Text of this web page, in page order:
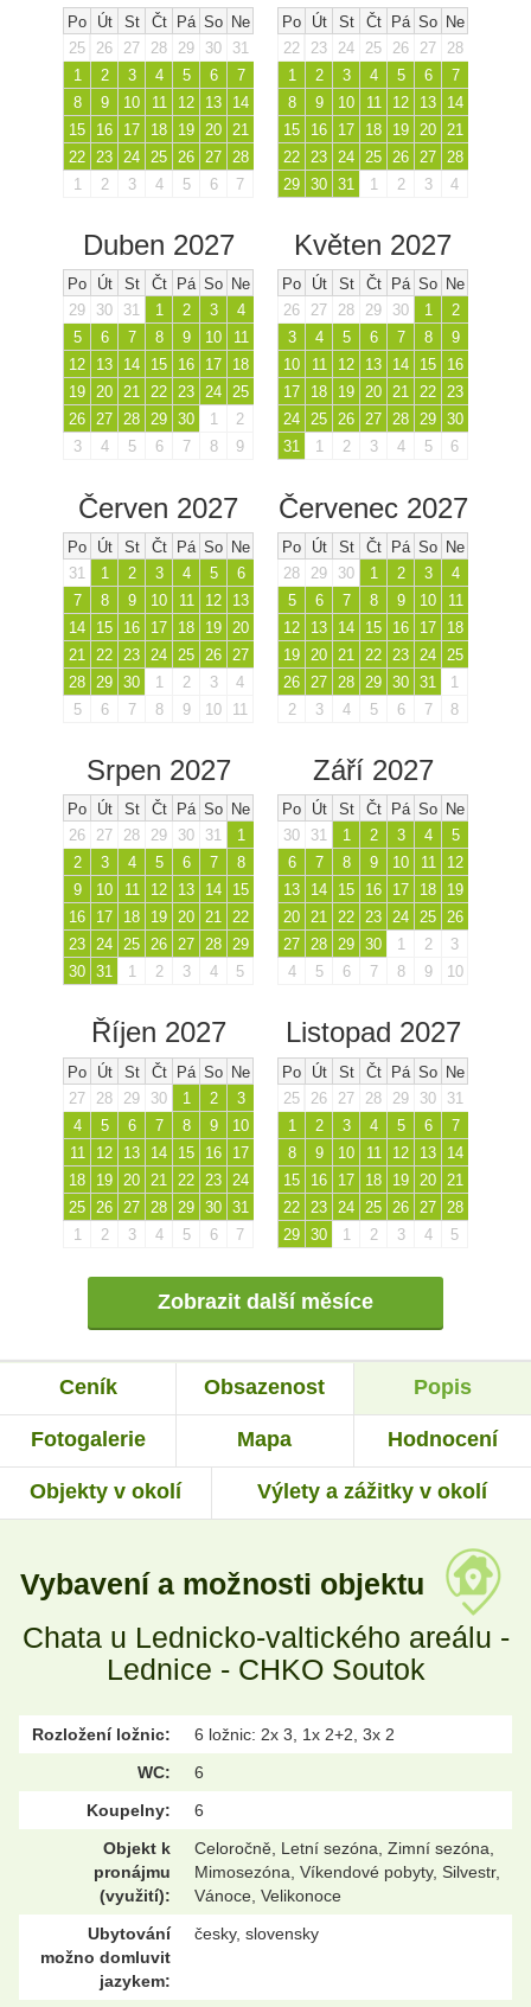
Po Út St Čt Pá So Ne
25
26 27 28 29 30
31
1
2 3 4 5 6
7
8
9 10 11 12 13
14
15
16 17 18 19 20 21
22 23 24 25 26 27 28
1
2 3 4 5 6 7
Po Út St Čt Pá So Ne
22
23 24 25 26 27
28
1
2 3 4 5 6
7
8
9 10 11 12 13
14
15
16 17 18 19 20 21
22 23 24 25 26 27 28
29 30 31 1 2 3 4
Duben 2027
Po Út St Čt Pá So Ne
29
30 31 1 2 3
4
5
6 7 8 9 10
11
12
13 14 15 16 17
18
19 20 21 22 23 24 25
26 27 28 29 30 1
2
3
4 5 6 7 8 9
Květen 2027
Po Út St Čt Pá So Ne
26
27 28 29 30 1
2
3
4 5 6 7 8
9
10
11 12 13 14 15
16
17
18 19 20 21 22 23
24 25 26 27 28 29 30
31
1 2 3 4 5 6
Červen 2027
Po Út St Čt Pá So Ne
31
1 2 3 4 5
6
7
8 9 10 11 12
13
14
15 16 17 18 19
20
21
22 23 24 25 26
27
28
29 30 1 2 3
4
5
6 7 8 9 10 11
Červenec 2027
Po Út St Čt Pá So Ne
28
29 30 1 2 3
4
5
6 7 8 9 10
11
12
13 14 15 16 17
18
19
20 21 22 23 24
25
26
27 28 29 30 31
1
2
3 4 5 6 7 8
Srpen 2027
Po Út St Čt Pá So Ne
26
27 28 29 30 31
1
2
3 4 5 6 7
8
9
10 11 12 13 14
15
16
17 18 19 20 21 22
23 24 25 26 27 28 29
30 31 1 2 3 4 5
Září 2027
Po Út St Čt Pá So Ne
30
31 1 2 3 4
5
6
7 8 9 10 11
12
13
14 15 16 17 18
19
20 21 22 23 24 25 26
27 28 29 30 1 2
3
4
5 6 7 8 9 10
Říjen 2027
Po Út St Čt Pá So Ne
27
28 29 30 1 2
3
4
5 6 7 8 9
10
11
12 13 14 15 16
17
18
19 20 21 22 23
24
25
26 27 28 29 30 31
1
2 3 4 5 6 7
Listopad 2027
Po Út St Čt Pá So Ne
25
26 27 28 29 30
31
1
2 3 4 5 6
7
8
9 10 11 12 13
14
15
16 17 18 19 20
21
22
23 24 25 26 27
28
29 30 1 2 3 4 5
Zobrazit další měsíce
Ceník Obsazenost Popis
Fotogalerie Mapa Hodnocení
Objekty v okolí Výlety a zážitky v okolí
Vybavení a možnosti objektu
Chata u Lednicko-valtického areálu -
Lednice - CHKO Soutok
Rozložení ložnic:
6 ložnic: 2x 3, 1x 2+2, 3x 2
WC:
6
Koupelny:
6
Objekt k
pronájmu
(využití):
Celoročně, Letní sezóna, Zimní sezóna,
Mimosezóna, Víkendové pobyty, Silvestr,
Vánoce, Velikonoce
Ubytování
možno domluvit
jazykem:
česky, slovensky